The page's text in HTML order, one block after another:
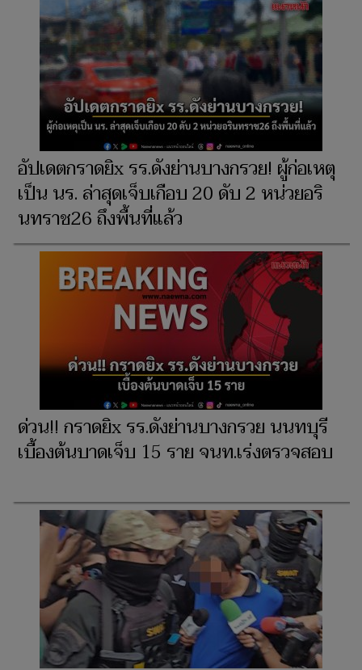
อัปเดตกราดยิx รร.ดังย่านบางกรวย! ผู้ก่อเหตุ
เป็น นร. ล่าสุดเจ็บเกือบ 20 ดับ 2 หน่วยอริ
นทราช26 ถึงพื้นที่แล้ว
ด่วน!! กราดยิx รร.ดังย่านบางกรวย นนทบุรี
เบื้องต้นบาดเจ็บ 15 ราย จนท.เร่งตรวจสอบ